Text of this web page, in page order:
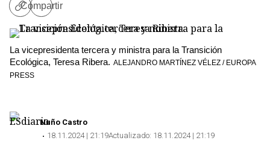
Copiar
enlace
Compartir
Copiar
La vicepresidenta tercera y ministra para la Transición
Ecológica, Teresa Ribera. ALEJANDRO MARTÍNEZ VÉLEZ / EUROPA
PRESS
Nuño Castro
18.11.2024 | 21:19Actualizado: 18.11.2024 | 21:19